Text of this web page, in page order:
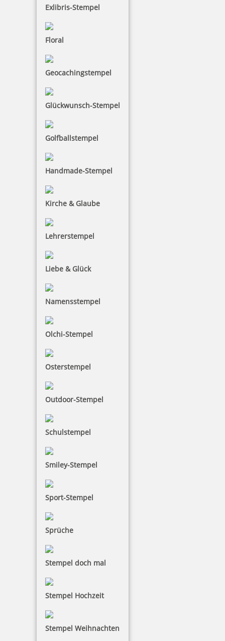
Exlibris-Stempel
Floral
Geocachingstempel
Glückwunsch-Stempel
Golfballstempel
Handmade-Stempel
Kirche & Glaube
Lehrerstempel
Liebe & Glück
Namensstempel
Olchi-Stempel
Osterstempel
Outdoor-Stempel
Schulstempel
Smiley-Stempel
Sport-Stempel
Sprüche
Stempel doch mal
Stempel Hochzeit
Stempel Weihnachten
Colop Classic Line 2860/2 zweifarbiger Datumsstempel 66 x 47
101,05 €
Colop Greenline 2660 Datumsstempel 58x37 mm
Jetzt gestalten
Colop Classic Line 2660 Datumsstempel 58x37 mm
Jetzt gestalten
73,49 €
Jetzt gestalten